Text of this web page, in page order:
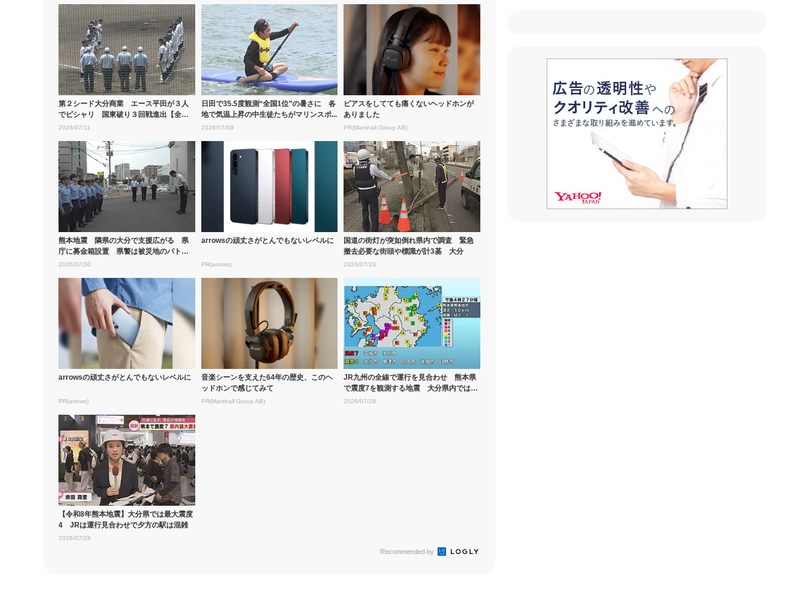
第２シード大分商業 エース平田が３人
でピシャリ 国東破り３回戦進出【全国
高校野球...
2026/07/11
日田で35.5度観測“全国1位”の暑さに 各
地で気温上昇の中生徒たちがマリンスポ...
2026/07/09
ピアスをしてても痛くないヘッドホンが
ありました
PR(Marshall Group AB)
熊本地震 隣県の大分で支援広がる 県
庁に募金箱設置 県警は被災地のパトロ
ールのた...
2026/07/30
arrowsの頑丈さがとんでもないレベルに
PR(arrows)
国道の街灯が突如倒れ県内で調査 緊急
撤去必要な街頭や標識が計3基 大分
2026/07/23
arrowsの頑丈さがとんでもないレベルに
PR(arrows)
音楽シーンを支えた64年の歴史、このヘ
ッドホンで感じてみて
PR(Marshall Group AB)
JR九州の全線で運行を見合わせ 熊本県
で震度7を観測する地震 大分県内では最
大震...
2026/07/28
【令和8年熊本地震】大分県では最大震度
4 JRは運行見合わせで夕方の駅は混雑
2026/07/28
Recommended by